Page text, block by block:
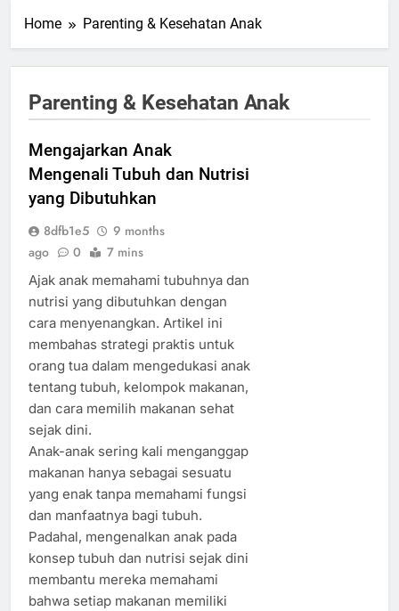
Home Parenting & Kesehatan Anak
Parenting & Kesehatan Anak
Mengajarkan Anak
Mengenali Tubuh dan Nutrisi
yang Dibutuhkan
8dfb1e5
9 months
ago
0 7 mins
Ajak anak memahami tubuhnya dan
nutrisi yang dibutuhkan dengan
cara menyenangkan. Artikel ini
membahas strategi praktis untuk
orang tua dalam mengedukasi anak
tentang tubuh, kelompok makanan,
dan cara memilih makanan sehat
sejak dini.
Anak-anak sering kali menganggap
makanan hanya sebagai sesuatu
yang enak tanpa memahami fungsi
dan manfaatnya bagi tubuh.
Padahal, mengenalkan anak pada
konsep tubuh dan nutrisi sejak dini
membantu mereka memahami
bahwa setiap makanan memiliki